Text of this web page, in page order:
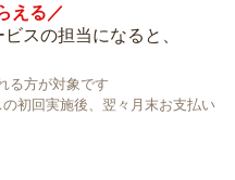
える／
スの担当になると、
る方が対象です
初回実施後、翌々月末お支払い